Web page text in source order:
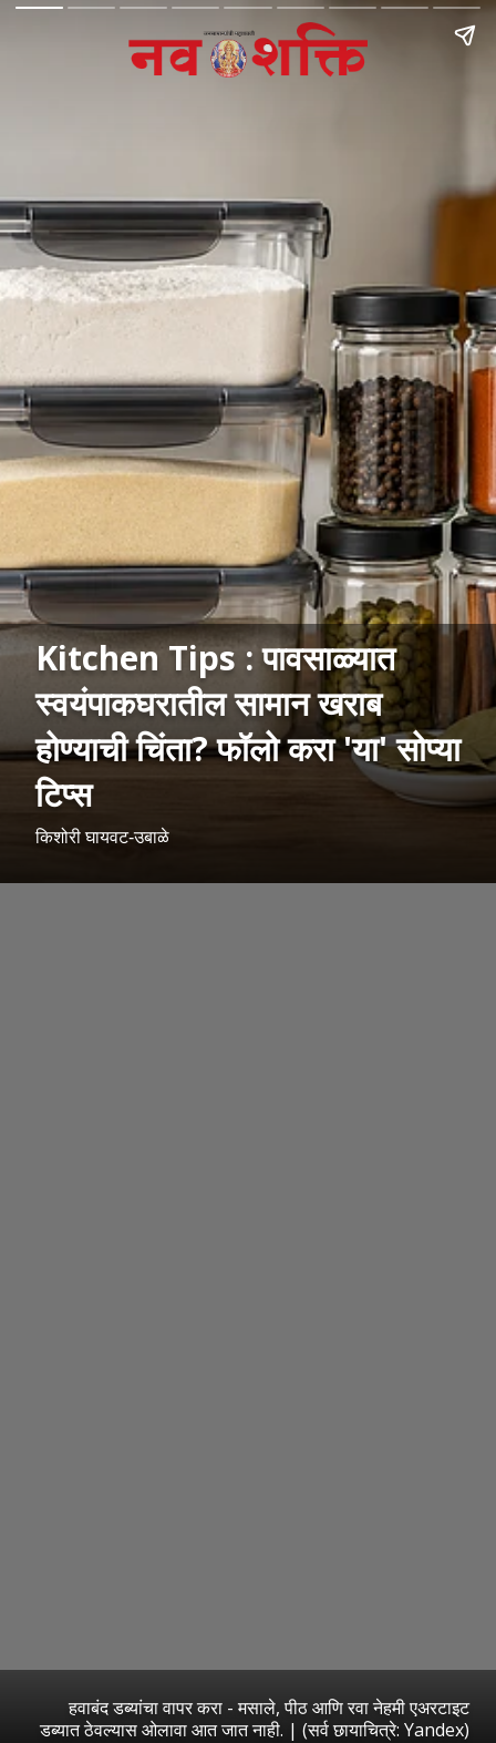
Kitchen Tips : पावसाळ्यात
स्वयंपाकघरातील सामान खराब
होण्याची चिंता? फॉलो करा 'या' सोप्या
टिप्स
किशोरी घायवट-उबाळे
हवाबंद डब्यांचा वापर करा - मसाले, पीठ आणि रवा नेहमी एअरटाइट
डब्यात ठेवल्यास ओलावा आत जात नाही. | (सर्व छायाचित्रे: Yandex)